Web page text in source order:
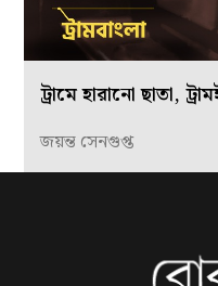
ট্রামে হারানো ছাতা,
জয়ন্ত সেনগুপ্ত